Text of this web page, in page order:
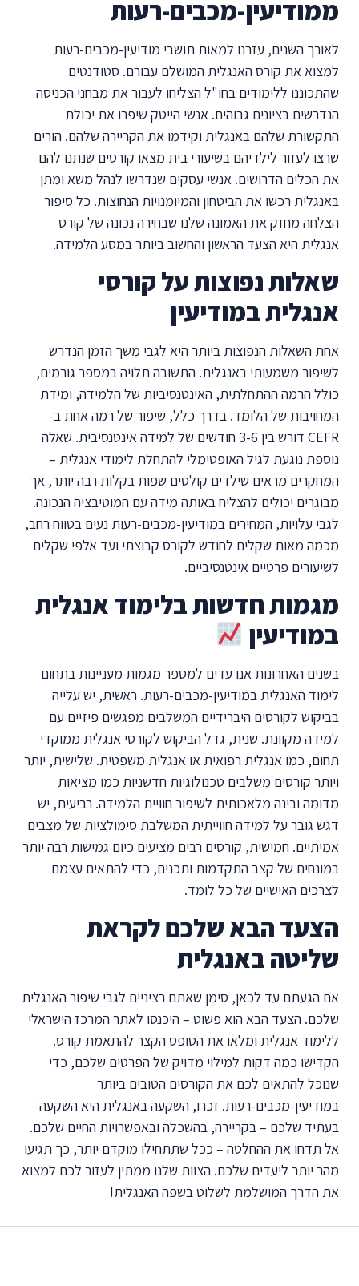
ממודיעין-מכבים-רעות
לאורך השנים, עזרנו למאות תושבי מודיעין-מכבים-רעות
למצוא את קורס האנגלית המושלם עבורם. סטודנטים
שהתכוננו ללימודים בחו"ל הצליחו לעבור את מבחני הכניסה
הנדרשים בציונים גבוהים. אנשי הייטק שיפרו את יכולת
התקשורת שלהם באנגלית וקידמו את הקריירה שלהם. הורים
שרצו לעזור לילדיהם בשיעורי בית מצאו קורסים שנתנו להם
את הכלים הדרושים. אנשי עסקים שנדרשו לנהל משא ומתן
באנגלית רכשו את הביטחון והמיומנויות הנחוצות. כל סיפור
הצלחה מחזק את האמונה שלנו שבחירה נכונה של קורס
אנגלית היא הצעד הראשון והחשוב ביותר במסע הלמידה.
שאלות נפוצות על קורסי
אנגלית במודיעין
אחת השאלות הנפוצות ביותר היא לגבי משך הזמן הנדרש
לשיפור משמעותי באנגלית. התשובה תלויה במספר גורמים,
כולל הרמה ההתחלתית, האינטנסיביות של הלמידה, ומידת
המחויבות של הלומד. בדרך כלל, שיפור של רמה אחת ב-
CEFR דורש בין 3-6 חודשים של למידה אינטנסיבית. שאלה
נוספת נוגעת לגיל האופטימלי להתחלת לימודי אנגלית –
המחקרים מראים שילדים קולטים שפות בקלות רבה יותר, אך
מבוגרים יכולים להצליח באותה מידה עם המוטיבציה הנכונה.
לגבי עלויות, המחירים במודיעין-מכבים-רעות נעים בטווח רחב,
מכמה מאות שקלים לחודש לקורס קבוצתי ועד אלפי שקלים
לשיעורים פרטיים אינטנסיביים.
מגמות חדשות בלימוד אנגלית
במודיעין
בשנים האחרונות אנו עדים למספר מגמות מעניינות בתחום
לימוד האנגלית במודיעין-מכבים-רעות. ראשית, יש עלייה
בביקוש לקורסים היברידיים המשלבים מפגשים פיזיים עם
למידה מקוונת. שנית, גדל הביקוש לקורסי אנגלית ממוקדי
תחום, כמו אנגלית רפואית או אנגלית משפטית. שלישית, יותר
ויותר קורסים משלבים טכנולוגיות חדשניות כמו מציאות
מדומה ובינה מלאכותית לשיפור חוויית הלמידה. רביעית, יש
דגש גובר על למידה חווייתית המשלבת סימולציות של מצבים
אמיתיים. חמישית, קורסים רבים מציעים כיום גמישות רבה יותר
במונחים של קצב התקדמות ותכנים, כדי להתאים עצמם
לצרכים האישיים של כל לומד.
הצעד הבא שלכם לקראת
שליטה באנגלית
אם הגעתם עד לכאן, סימן שאתם רציניים לגבי שיפור האנגלית
שלכם. הצעד הבא הוא פשוט – היכנסו לאתר המרכז הישראלי
ללימוד אנגלית ומלאו את הטופס הקצר להתאמת קורס.
הקדישו כמה דקות למילוי מדויק של הפרטים שלכם, כדי
שנוכל להתאים לכם את הקורסים הטובים ביותר
במודיעין-מכבים-רעות. זכרו, השקעה באנגלית היא השקעה
בעתיד שלכם – בקריירה, בהשכלה ובאפשרויות החיים שלכם.
אל תדחו את ההחלטה – ככל שתתחילו מוקדם יותר, כך תגיעו
מהר יותר ליעדים שלכם. הצוות שלנו ממתין לעזור לכם למצוא
את הדרך המושלמת לשלוט בשפה האנגלית!